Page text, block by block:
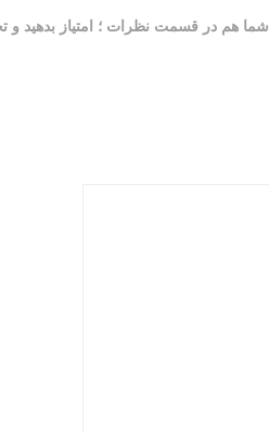
شما هم در قسمت نظرات ؛ امتیاز بدهید و